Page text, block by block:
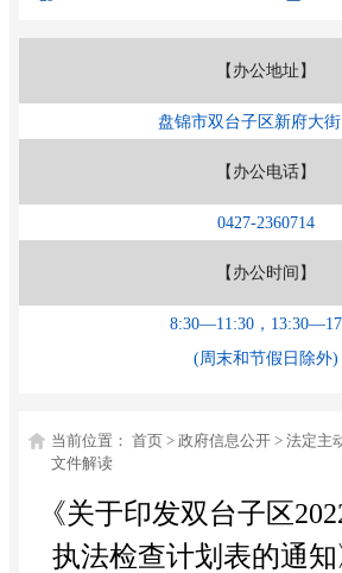
【办公地址】
盘锦市双台子区新府大
【办公电话】
0427-2360714
【办公时间】
8:30—11:30，
(周末和节假日除外)
当前位置：首页 > 政府信息公开 > 法定主
文件解读
《关于印发双台子区
执法检查计划表的通